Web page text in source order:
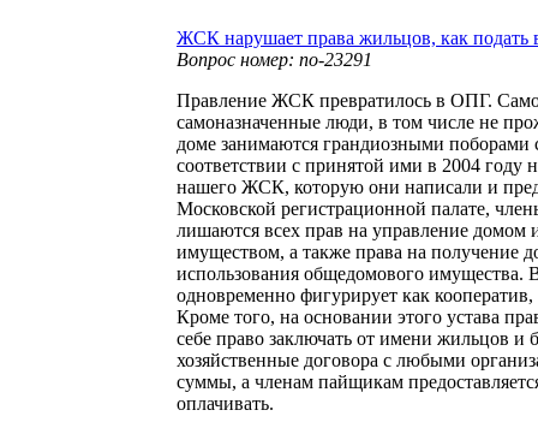
ЖСК нарушает права жильцов, как подать
Вопрос номер: no-23291
Правление ЖСК превратилось в ОПГ.
самоназначенные люди, в том числе не
доме занимаются грандиозными
соответствии с принятой ими в 2004 году
нашего ЖСК, которую они написали и
Московской регистрационной палате,
лишаются всех прав на управление
имуществом, а также права на получение
использования общедомового
одновременно фигурирует как
Кроме того, на основании этого устава
себе право заключать от имени жильцов и
хозяйственные договора с любыми
суммы, а членам пайщикам
оплачивать.